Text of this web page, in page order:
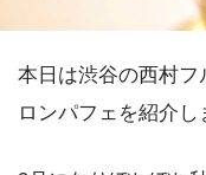
本日は渋谷の西村
ロンパフェを紹介し